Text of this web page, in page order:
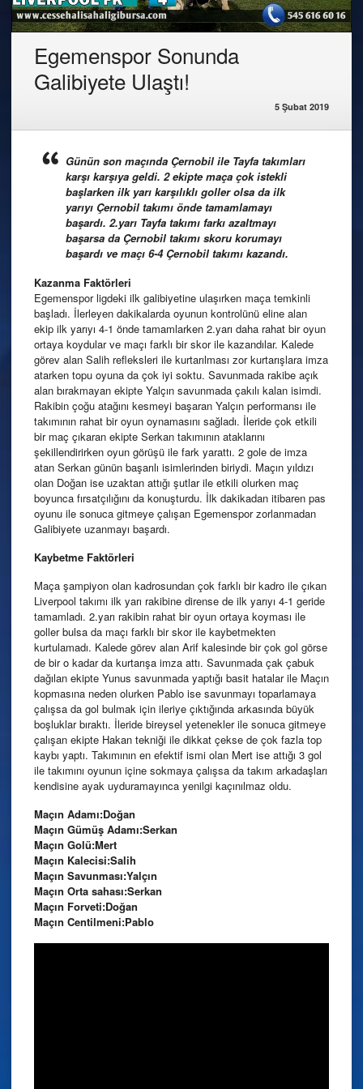
Egemenspor Sonunda
Galibiyete Ulaştı!
5 Şubat 2019
Günün son maçında Çernobil ile Tayfa takımları
karşı karşıya geldi. 2 ekipte maça çok istekli
başlarken ilk yarı karşılıklı goller olsa da ilk
yarıyı Çernobil takımı önde tamamlamayı
başardı. 2.yarı Tayfa takımı farkı azaltmayı
başarsa da Çernobil takımı skoru korumayı
başardı ve maçı 6-4 Çernobil takımı kazandı.
Kazanma Faktörleri
Egemenspor ligdeki ilk galibiyetine ulaşırken maça temkinli
başladı. İlerleyen dakikalarda oyunun kontrolünü eline alan
ekip ilk yarıyı 4-1 önde tamamlarken 2.yarı daha rahat bir oyun
ortaya koydular ve maçı farklı bir skor ile kazandılar. Kalede
görev alan Salih refleksleri ile kurtarılması zor kurtarışlara imza
atarken topu oyuna da çok iyi soktu. Savunmada rakibe açık
alan bırakmayan ekipte Yalçın savunmada çakılı kalan isimdi.
Rakibin çoğu atağını kesmeyi başaran Yalçın performansı ile
takımının rahat bir oyun oynamasını sağladı. İleride çok etkili
bir maç çıkaran ekipte Serkan takımının ataklarını
şekillendirirken oyun görüşü ile fark yarattı. 2 gole de imza
atan Serkan günün başarılı isimlerinden biriydi. Maçın yıldızı
olan Doğan ise uzaktan attığı şutlar ile etkili olurken maç
boyunca fırsatçılığını da konuşturdu. İlk dakikadan itibaren pas
oyunu ile sonuca gitmeye çalışan Egemenspor zorlanmadan
Galibiyete uzanmayı başardı.
Kaybetme Faktörleri
Maça şampiyon olan kadrosundan çok farklı bir kadro ile çıkan
Liverpool takımı ilk yarı rakibine dirense de ilk yarıyı 4-1 geride
tamamladı. 2.yarı rakibin rahat bir oyun ortaya koyması ile
goller bulsa da maçı farklı bir skor ile kaybetmekten
kurtulamadı. Kalede görev alan Arif kalesinde bir çok gol görse
de bir o kadar da kurtarışa imza attı. Savunmada çak çabuk
dağılan ekipte Yunus savunmada yaptığı basit hatalar ile Maçın
kopmasına neden olurken Pablo ise savunmayı toparlamaya
çalışsa da gol bulmak için ileriye çıktığında arkasında büyük
boşluklar bıraktı. İleride bireysel yetenekler ile sonuca gitmeye
çalışan ekipte Hakan tekniği ile dikkat çekse de çok fazla top
kaybı yaptı. Takımının en efektif ismi olan Mert ise attığı 3 gol
ile takımını oyunun içine sokmaya çalışsa da takım arkadaşları
kendisine ayak uyduramayınca yenilgi kaçınılmaz oldu.
Maçın Adamı:Doğan
Maçın Gümüş Adamı:Serkan
Maçın Golü:Mert
Maçın Kalecisi:Salih
Maçın Savunması:Yalçın
Maçın Orta sahası:Serkan
Maçın Forveti:Doğan
Maçın Centilmeni:Pablo